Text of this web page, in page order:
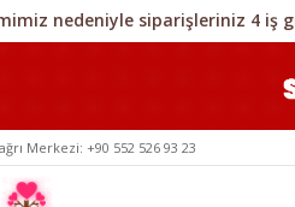
Merkezi: +90 552 526 93 23